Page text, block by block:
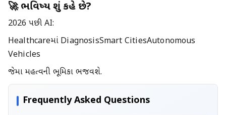
🚀 ભવિષ્ય શું કહે છે?
2026 પછી AI:
Healthcareમાં DiagnosisSmart CitiesAutonomous
Vehicles
જેમા મહત્વની ભૂમિકા ભજવશે.
Frequently Asked Questions